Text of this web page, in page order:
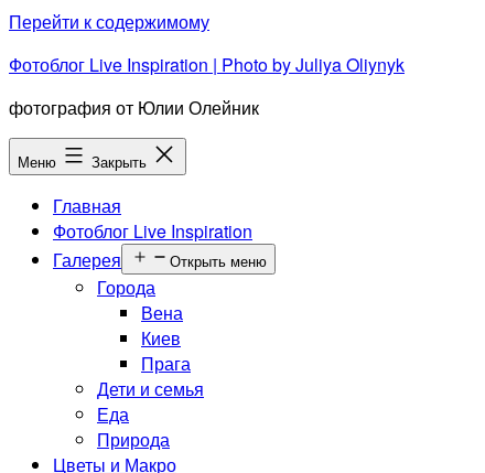
Перейти к содержимому
Фотоблог Live Inspiration | Photo by Juliya Oliynyk
фотография от Юлии Олейник
Меню Закрыть
Главная
Фотоблог Live Inspiration
Галерея
Открыть меню
Города
Вена
Киев
Прага
Дети и семья
Еда
Природа
Цветы и Макро